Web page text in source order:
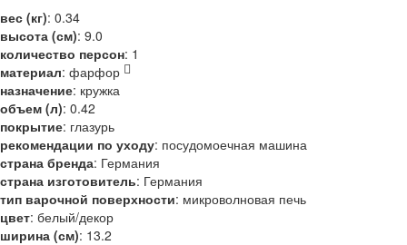
вес (кг): 0.34
высота (см): 9.0
количество персон: 1
материал: фарфор
назначение: кружка
объем (л): 0.42
покрытие: глазурь
рекомендации по уходу: посудомоечная машина
страна бренда: Германия
страна изготовитель: Германия
тип варочной поверхности: микроволновая печь
цвет: белый/декор
ширина (см): 13.2